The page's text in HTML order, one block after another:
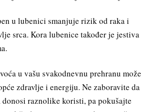
u lubenici smanjuje rizik od raka i
srca. Kora lubenice također je jestiva
u vašu svakodnevnu prehranu može
zdravlje i energiju. Ne zaboravite da
raznolike koristi, pa pokušajte